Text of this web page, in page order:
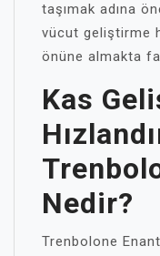
taşımak adına
vücut geliştirme
önüne almakta
Kas
Nedir?
Trenbolone